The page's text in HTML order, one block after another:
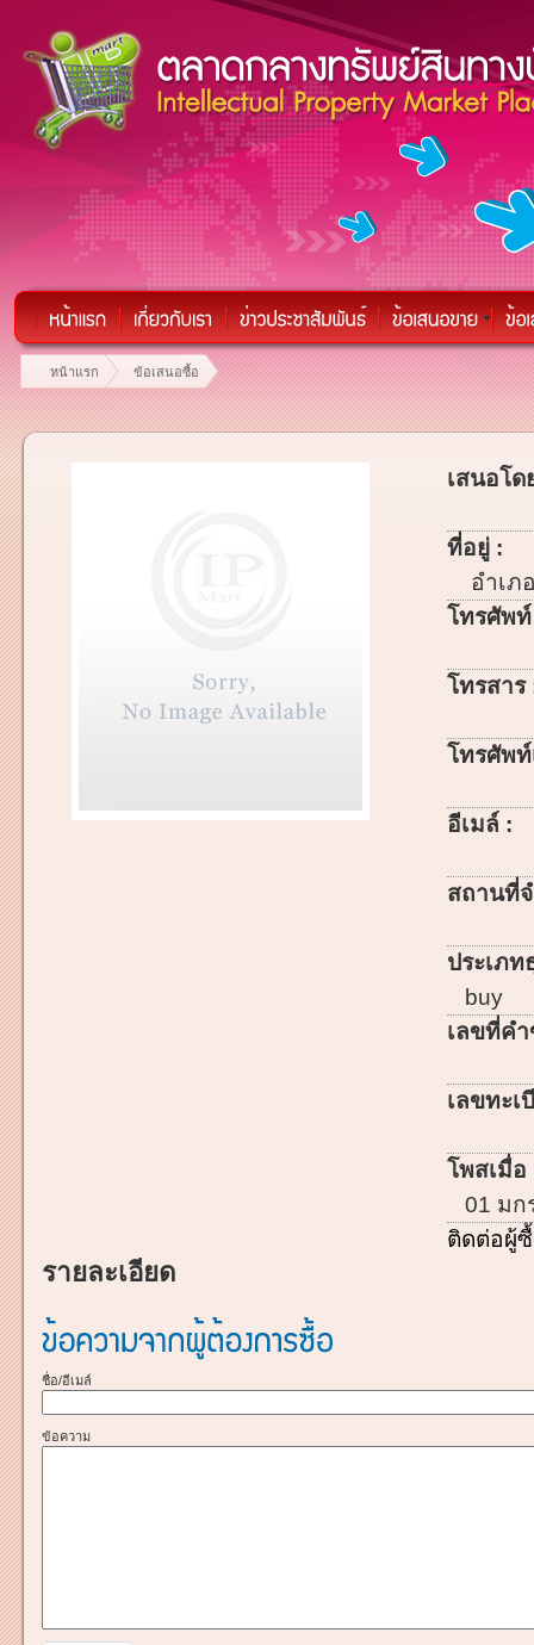
หน้าแรก ข้อเสนอซื้อ
เสนอโด
ที่อยู่ :
อำเภ
โทรศัพ
โทรสาร
โทรศัพ
อีเมล์ :
สถานที่
ประเภท
buy
เลขที่ค
เลขทะเ
โพสเมื่อ
01 มก
ติดต่อผู้
รายละเอียด
ชื่อ/อีเมล์
ข้อความ